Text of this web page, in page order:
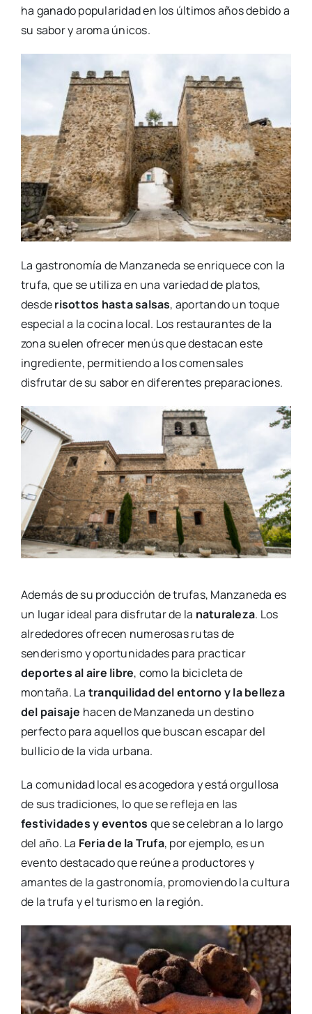
ha ganado popularidad en los últimos años debido a
su sabor y aroma únicos.
La gastronomía de Manzaneda se enriquece con la
trufa, que se utiliza en una variedad de platos,
desderisottos hasta salsas, aportando un toque
especial a la cocina local. Los restaurantes de la
zona suelen ofrecer menús que destacan este
ingrediente, permitiendo a los comensales
disfrutar de su sabor en diferentes preparaciones.
Además de su producción de trufas, Manzaneda es
un lugar ideal para disfrutar de la naturaleza. Los
alrededores ofrecen numerosas rutas de
senderismo y oportunidades para practicar
deportes al aire libre, como la bicicleta de
montaña. La tranquilidad del entorno y la belleza
del paisaje hacen de Manzaneda un destino
perfecto para aquellos que buscan escapar del
bullicio de la vida urbana.
La comunidad local es acogedora y está orgullosa
de sus tradiciones, lo que se refleja en las
festividades y eventos que se celebran a lo largo
del año. La Feria de la Trufa, por ejemplo, es un
evento destacado que reúne a productores y
amantes de la gastronomía, promoviendo la cultura
de la trufa y el turismo en la región.